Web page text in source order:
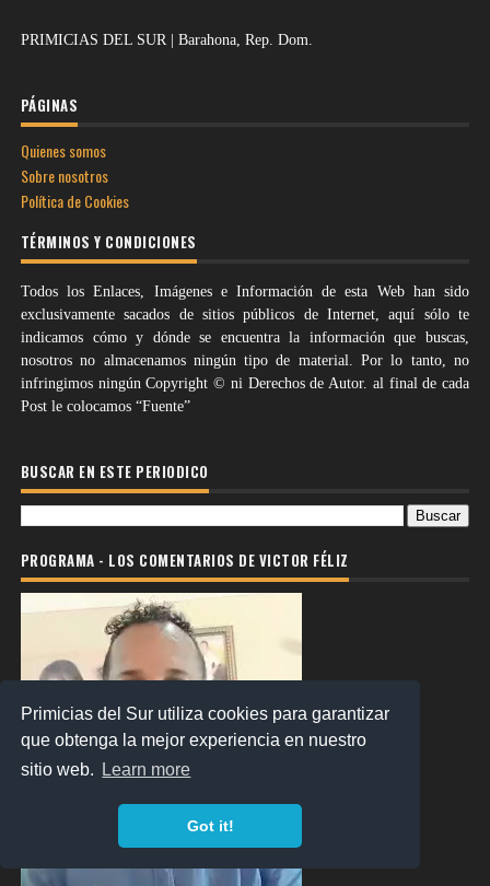
Primicias del Sur utiliza cookies para garantizar
que obtenga la mejor experiencia en nuestro
sitio web.
Learn more
Got it!
PRIMICIAS DEL SUR | Barahona, Rep. Dom.
PÁGINAS
Quienes somos
Sobre nosotros
Política de Cookies
TÉRMINOS Y CONDICIONES
Todos los Enlaces, Imágenes e Información de esta Web han sido
exclusivamente sacados de sitios públicos de Internet, aquí sólo te
indicamos cómo y dónde se encuentra la información que buscas,
nosotros no almacenamos ningún tipo de material. Por lo tanto, no
infringimos ningún Copyright © ni Derechos de Autor. al final de cada
Post le colocamos “Fuente”
BUSCAR EN ESTE PERIODICO
PROGRAMA - LOS COMENTARIOS DE VICTOR FÉLIZ